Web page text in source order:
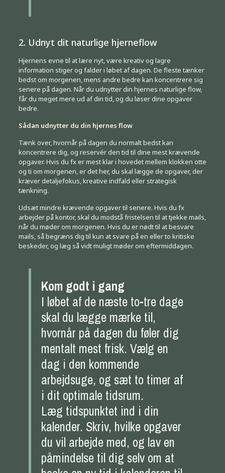
2. Udnyt dit naturlige hjerneflow
Hjernens evne til at lære nyt, være kreativ og lagre
information stiger og falder i løbet af dagen. De fleste tænker
bedst om morgenen, mens andre bedre kan koncentrere sig
senere på dagen. Når du udnytter din hjernes naturlige flow,
får du meget mere ud af din tid, og du løser dine opgaver
bedre.
Sådan udnytter du din hjernes flow
Tænk over, hvornår på dagen du normalt bedst kan
koncentrere dig, og reservér den tid til dine mest krævende
opgaver. Hvis du fx er mest klar i hovedet mellem klokken otte
og ti om morgenen, er det her, du skal lægge de opgaver, der
kræver detaljefokus, kreative indfald eller strategisk
tænkning.
Udsæt mindre krævende opgaver til senere. Hvis du fx
arbejder på kontor, skal du modstå fristelsen til at tjekke mails,
når du møder om morgenen. Hvis du er nødt til at besvare
mails, så begræns dig til kun at svare på en eller to kritiske
beskeder, og læg så vidt muligt møder om eftermiddagen.
Kom godt i gang
I løbet af de næste to-tre dage
skal du lægge mærke til,
hvornår på dagen du føler dig
mentalt mest frisk. Vælg en
dag i den kommende
arbejdsuge, og sæt to timer af
i dit optimale tidsrum.
Læg tidspunktet ind i din
kalender. Skriv, hvilke opgaver
du vil arbejde med, og lav en
påmindelse til dig selv om at